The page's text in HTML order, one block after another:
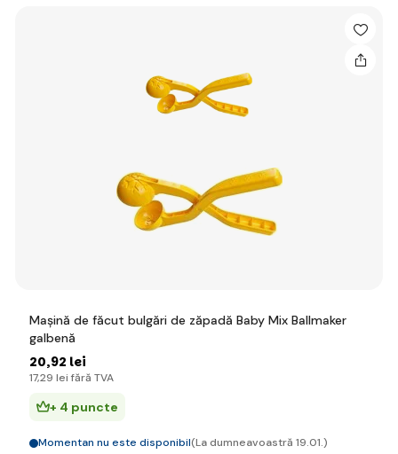
Mașină de făcut bulgări de zăpadă Baby Mix Ballmaker
galbenă
20,92 lei
17,29 lei fără TVA
+ 4 puncte
Momentan nu este disponibil(La dumneavoastră 19.01.)